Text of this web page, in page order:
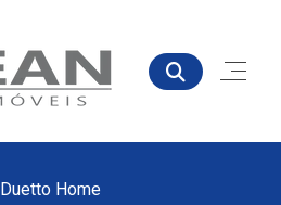
Duetto Home